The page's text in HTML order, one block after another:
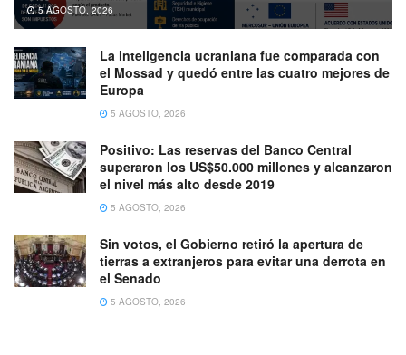
5 AGOSTO, 2026
La inteligencia ucraniana fue comparada con
el Mossad y quedó entre las cuatro mejores de
Europa
5 AGOSTO, 2026
Positivo: Las reservas del Banco Central
superaron los US$50.000 millones y alcanzaron
el nivel más alto desde 2019
5 AGOSTO, 2026
Sin votos, el Gobierno retiró la apertura de
tierras a extranjeros para evitar una derrota en
el Senado
5 AGOSTO, 2026